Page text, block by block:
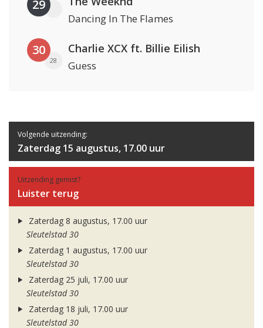
29
Dancing In The Flames
30
28
Charlie XCX ft. Billie Eilish
Guess
Volgende uitzending:
Zaterdag 15 augustus, 17.00 uur
Uitzending gemist?
Luister terug
Zaterdag 8 augustus, 17.00 uur
Sleutelstad 30
Zaterdag 1 augustus, 17.00 uur
Sleutelstad 30
Zaterdag 25 juli, 17.00 uur
Sleutelstad 30
Zaterdag 18 juli, 17.00 uur
Sleutelstad 30